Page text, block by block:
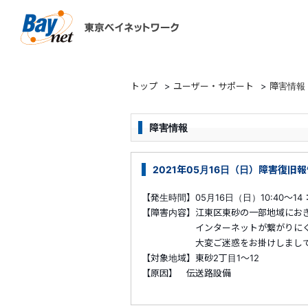
トップ > ユーザー・サポート > 障害情報
障害情報
2021年05月16日（日）障害復旧報
【発生時間】05月16日（日）10:40～14
【障害内容】江東区東砂の一部地域に
インターネットが繋がりにくい
大変ご迷惑をお掛けしまして誠
【対象地域】東砂2丁目1～12
【原因】 伝送路設備